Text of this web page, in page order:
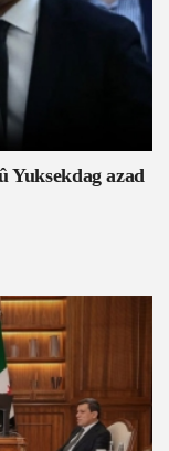
Yuksekdag azad